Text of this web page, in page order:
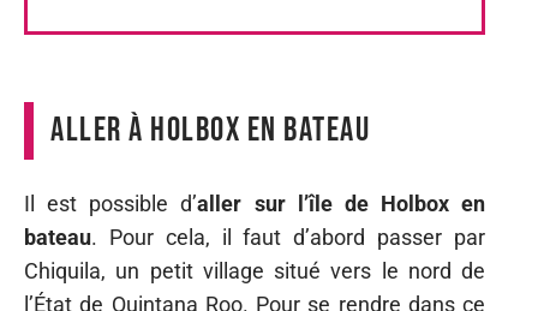
Aller à Holbox en bateau
Il est possible d’aller sur l’île de Holbox en
bateau. Pour cela, il faut d’abord passer par
Chiquila, un petit village situé vers le nord de
l’État de Quintana Roo. Pour se rendre dans ce